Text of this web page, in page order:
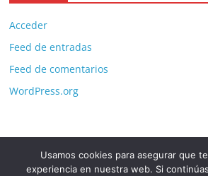
Acceder
Feed de entradas
Feed de comentarios
WordPress.org
Copyright © 2026 . All rights
Usamos cookies para asegurar que
experiencia en nuestra web. Si